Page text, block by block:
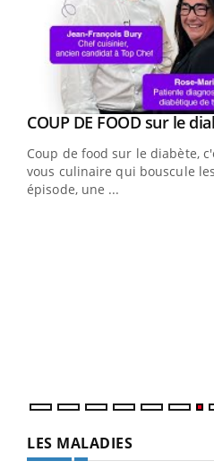
Youtube
COUP DE FOOD sur le
Coup de food sur le diabète,
vous culinaire qui bouscule
épisode, une ...
LES MALADIES